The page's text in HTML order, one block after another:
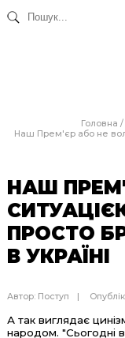
Головна /
Наш Прем'єр або не
НАШ
ПРОСТО
В УКРАЇНІ
Автор: Поступ
А так виглядає
народом. "Сьогодні в